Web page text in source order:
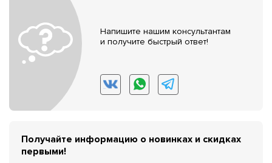
Напишите нашим консультантам
и получите быстрый ответ!
Получайте информацию о новинках и скидках
первыми!